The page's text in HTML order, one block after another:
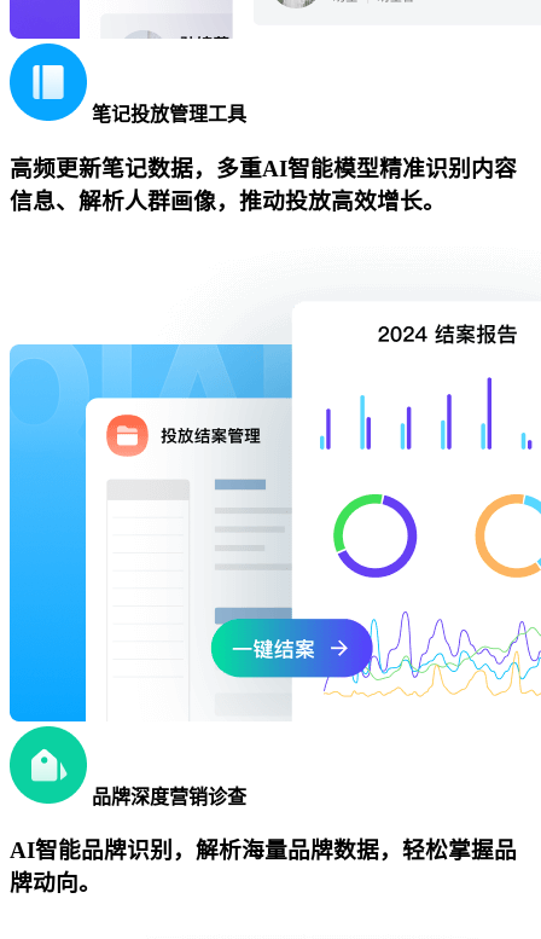
笔记投放管理工具
高频更新笔记数据，多重AI智能模型精准识别内容
信息、解析人群画像，推动投放高效增长。
品牌深度营销诊查
AI智能品牌识别，解析海量品牌数据，轻松掌握品
牌动向。